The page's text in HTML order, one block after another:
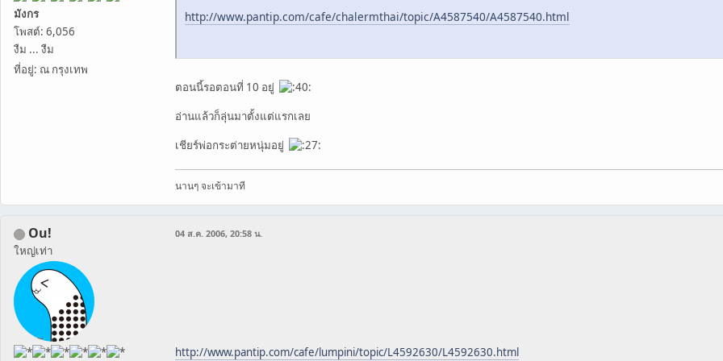
มังกร
โพสต์: 6,056
งืม ... งืม
ที่อยู่: ณ กรุงเทพ
http://www.pantip.com/cafe/chalermthai/topic/A4587540/A4587540.html
ตอนนี้รอตอนที่ 10 อยู่
อ่านแล้วก็ลุ่นมาตั้งแต่แรกเลย
เชียร์พ่อกระต่ายหนุ่มอยู่
นานๆ จะเข้ามาที
Ou!
ใหญ่เท่า
04 ส.ค. 2006, 20:58 น.
http://www.pantip.com/cafe/lumpini/topic/L4592630/L4592630.html